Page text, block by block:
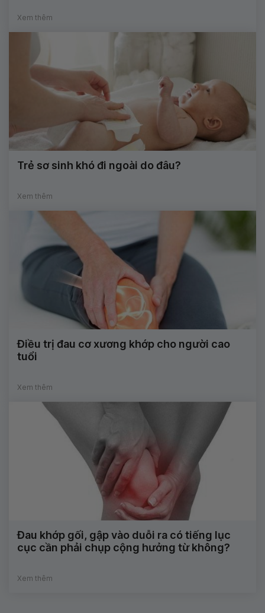
Xem thêm
Trẻ sơ sinh khó đi ngoài do đâu?
Xem thêm
Điều trị đau cơ xương khớp cho người cao
tuổi
Xem thêm
Đau khớp gối, gập vào duỗi ra có tiếng lục
cục cần phải chụp cộng hưởng từ không?
Xem thêm